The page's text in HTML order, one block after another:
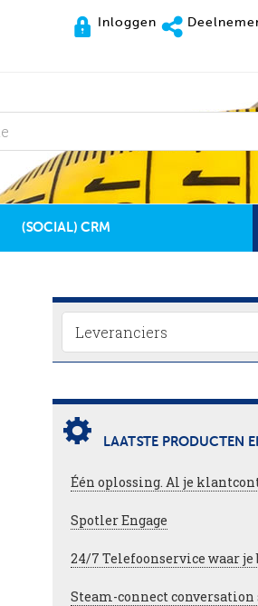
Inloggen
(SOCIAL) CRM
LAATSTE PRODUCTEN
Één oplossing. Al je
Spotler Engage
24/7 Telefoonservice waar
Steam-connect conversation